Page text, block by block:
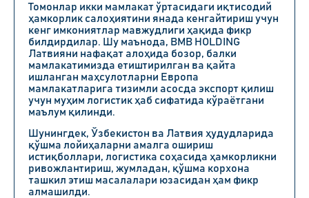
Томонлар икки мамлакат ўртасидаги иқтисодий
ҳамкорлик салоҳиятини янада кенгайтириш учун
кенг имкониятлар мавжудлиги ҳақида фикр
билдирдилар. Шу маънода, BMB HOLDING
Латвияни нафақат алоҳида бозор, балки
мамлакатимизда етиштирилган ва қайта
ишланган маҳсулотларни Европа
мамлакатларига тизимли асосда экспорт қилиш
учун муҳим логистик ҳаб сифатида кўраётгани
маълум қилинди.
Шунингдек, Ўзбекистон ва Латвия ҳудудларида
қўшма лойиҳаларни амалга ошириш
истиқболлари, логистика соҳасида ҳамкорликни
ривожлантириш, жумладан, қўшма корхона
ташкил этиш масалалари юзасидан ҳам фикр
алмашилди.